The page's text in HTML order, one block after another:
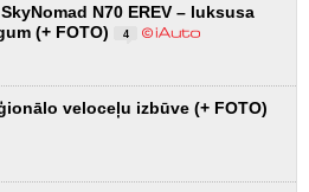
N70 EREV – luksusa
(+ FOTO)
4
veloceļu izbūve (+ FOTO)